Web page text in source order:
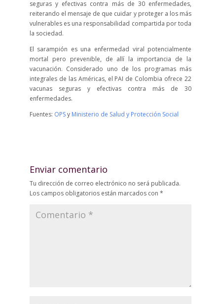
seguras y efectivas contra más de 30 enfermedades,
reiterando el mensaje de que cuidar y proteger a los más
vulnerables es una responsabilidad compartida por toda
la sociedad.
El sarampión es una enfermedad viral potencialmente
mortal pero prevenible, de allí la importancia de la
vacunación. Considerado uno de los programas más
integrales de las Américas, el PAI de Colombia ofrece 22
vacunas seguras y efectivas contra más de 30
enfermedades.
Fuentes: OPSy Ministerio de Salud y Protección Social
Enviar comentario
Tu dirección de correo electrónico no será publicada.
Los campos obligatorios están marcados con *